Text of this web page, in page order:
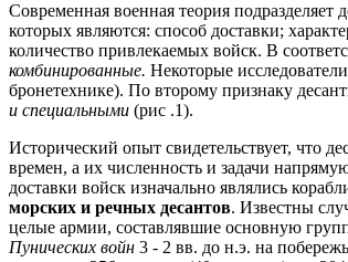
Современная военная теория
которых являются: способ доставки;
количество привлекаемых войск. В
комбинированные. Некоторые
бронетехнике). По второму признаку
и специальными (рис .1).
Исторический опыт свидетельствует, что
времен, а их численность и задачи
доставки войск изначально являлись
морских и речных десантов. Известны
целые армии, составлявшие основную
Пунических войн 3 - 2 вв. до н.э. на